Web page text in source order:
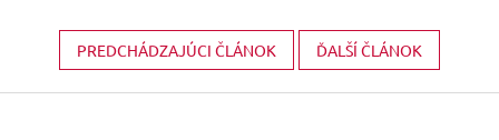
PREDCHÁDZAJÚCI ČLÁNOK ĎALŠÍ ČLÁNOK
Z